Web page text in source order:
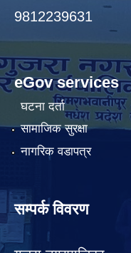
9812239631
eGov services
घटना दर्ता
सामाजिक सुरक्षा
नागरिक वडापत्र
सम्पर्क विवरण